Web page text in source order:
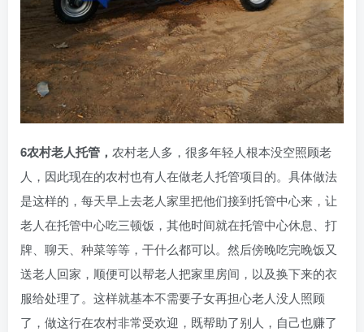
6农村老人托管， 农村老人多，很多年轻人根本没空照顾老
人，因此现在的农村也有人在做老人托管项目的。具体做法
是这样的，每天早上去老人家里把他们接到托管中心来，让
老人在托管中心吃三顿饭，其他时间就在托管中心休息、打
牌、聊天、种菜等等，干什么都可以。然后傍晚吃完晚饭又
送老人回家，顺便可以帮老人把家里房间，以及换下来的衣
服给处理了。这样就基本不需要子女再担心老人没人照顾
了，做这行在农村非常受欢迎，既帮助了别人，自己也赚了